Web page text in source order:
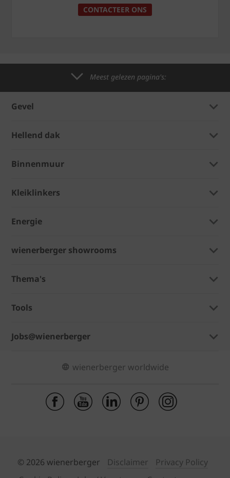
CONTACTEER ONS
Meest gelezen pagina's:
Gevel
Hellend dak
Binnenmuur
Kleiklinkers
Energie
wienerberger showrooms
Thema's
Tools
Jobs@wienerberger
wienerberger worldwide
© 2026 wienerberger Disclaimer
Privacy Policy